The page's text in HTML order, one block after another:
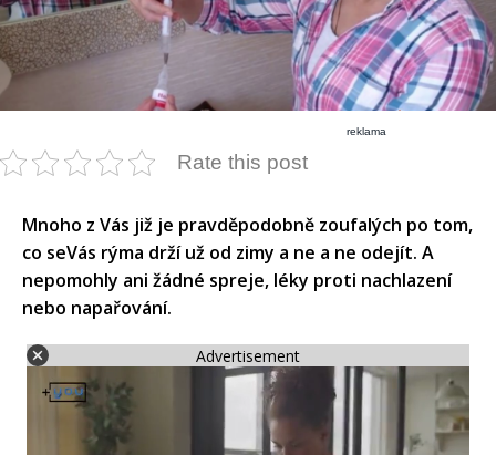
reklama
Rate this post
Mnoho z Vás již je pravděpodobně zoufalých po tom,
co seVás rýma drží už od zimy a ne a ne odejít. A
nepomohly ani žádné spreje, léky proti nachlazení
nebo napařování.
Advertisement